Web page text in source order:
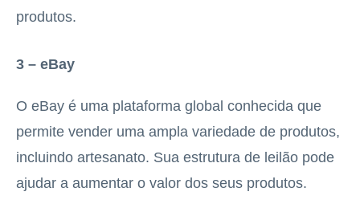
produtos.
3 – eBay
O eBay é uma plataforma global conhecida que
permite vender uma ampla variedade de produtos,
incluindo artesanato. Sua estrutura de leilão pode
ajudar a aumentar o valor dos seus produtos.